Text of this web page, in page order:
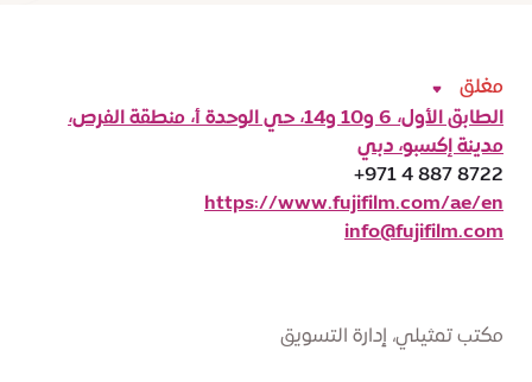
مكتب تمثيلي، إدارة التسويق
مغلق
الطابق الأول، 6 و10 و14، حي الوحدة أ، منطقة الفرص،
مدينة إكسبو، دبي
+971 4 887 8722
https://www.fujifilm.com/ae/en
info@fujifilm.com